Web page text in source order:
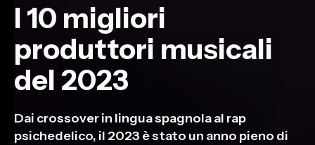
I 10 migliori
produttori musicali
del 2023
Dai crossover in lingua spagnola al rap
psichedelico, il 2023 è stato un anno pieno di